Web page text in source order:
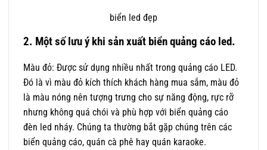
biển led đẹp
2. Một số lưu ý khi sản xuất biển quảng cáo led.
Màu đỏ: Được sử dụng nhiều nhất trong quảng cáo LED.
Đó là vì màu đỏ kích thích khách hàng mua sắm, màu đỏ
là màu nóng nên tượng trưng cho sự năng động, rực rỡ
nhưng không quá chói và phù hợp với biển quảng cáo
đèn led nháy. Chúng ta thường bắt gặp chúng trên các
biển quảng cáo, quán cà phê hay quán karaoke.